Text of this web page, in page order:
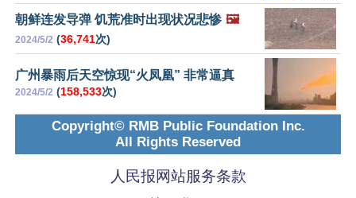
朝鲜连发导弹 饥荒准时出现状况悲惨 🖼️
2024/5/2 (36,741次)
广州暴雨后天空惊现“火凤凰” 非常逼真
2024/5/2 (158,533次)
Copyright© RMB Public Foundation Inc.
All Rights Reserved
人民报网站服务条款